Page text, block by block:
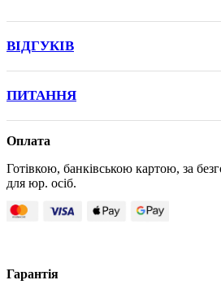
ВІДГУКІВ
ПИТАННЯ
Оплата
Готівкою, банківською картою, за
для юр. осіб.
Гарантія